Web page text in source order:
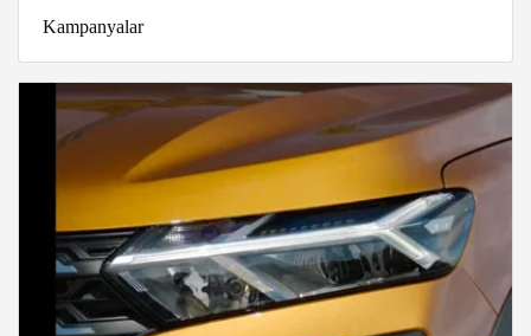
Kampanyalar